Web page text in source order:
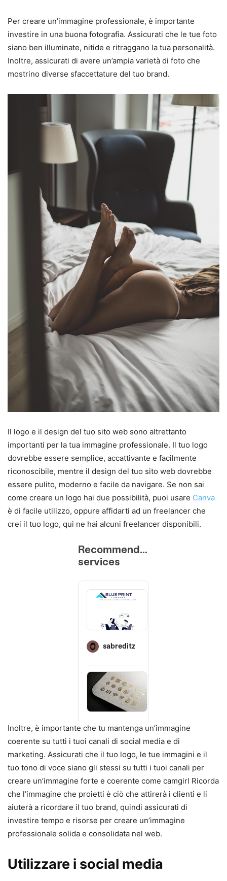
Per creare un’immagine professionale, è importante
investire in una buona fotografia. Assicurati che le tue foto
siano ben illuminate, nitide e ritraggano la tua personalità.
Inoltre, assicurati di avere un’ampia varietà di foto che
mostrino diverse sfaccettature del tuo brand.
Il logo e il design del tuo sito web sono altrettanto
importanti per la tua immagine professionale. Il tuo logo
dovrebbe essere semplice, accattivante e facilmente
riconoscibile, mentre il design del tuo sito web dovrebbe
essere pulito, moderno e facile da navigare. Se non sai
come creare un logo hai due possibilità, puoi usare Canva
è di facile utilizzo, oppure affidarti ad un freelancer che
crei il tuo logo, qui ne hai alcuni freelancer disponibili.
Inoltre, è importante che tu mantenga un’immagine
coerente su tutti i tuoi canali di social media e di
marketing. Assicurati che il tuo logo, le tue immagini e il
tuo tono di voce siano gli stessi su tutti i tuoi canali per
creare un’immagine forte e coerente come camgirl Ricorda
che l’immagine che proietti è ciò che attirerà i clienti e li
aiuterà a ricordare il tuo brand, quindi assicurati di
investire tempo e risorse per creare un’immagine
professionale solida e consolidata nel web.
Utilizzare i social media